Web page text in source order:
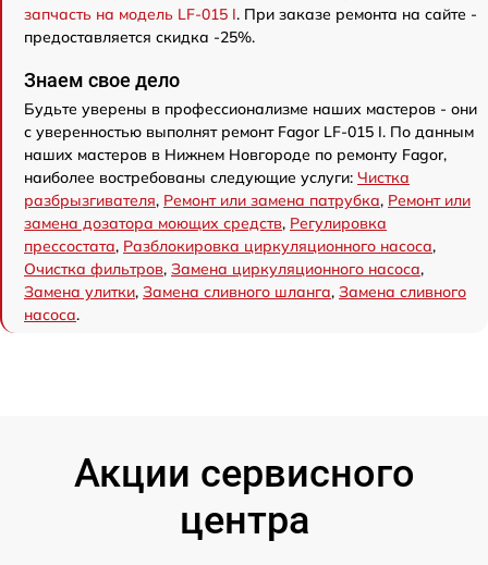
запчасть на модель LF-015 I. При заказе ремонта на сайте -
предоставляется скидка -25%.
Знаем свое дело
Будьте уверены в профессионализме наших мастеров - они
с уверенностью выполнят ремонт Fagor LF-015 I. По данным
наших мастеров в Нижнем Новгороде по ремонту Fagor,
наиболее востребованы следующие услуги: Чистка
разбрызгивателя, Ремонт или замена патрубка, Ремонт или
замена дозатора моющих средств, Регулировка
прессостата, Разблокировка циркуляционного насоса,
Очистка фильтров, Замена циркуляционного насоса,
Замена улитки, Замена сливного шланга, Замена сливного
насоса.
Акции сервисного
центра